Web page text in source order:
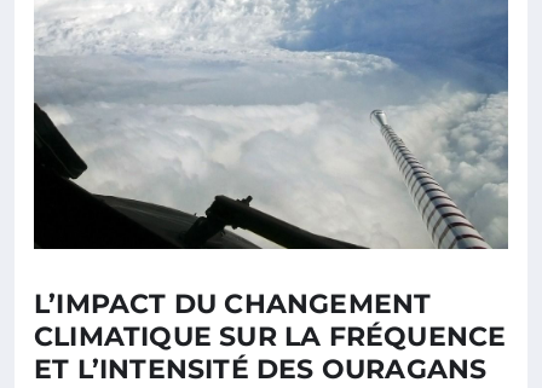
L’IMPACT DU CHANGEMENT
CLIMATIQUE SUR LA FRÉQUENCE
ET L’INTENSITÉ DES OURAGANS